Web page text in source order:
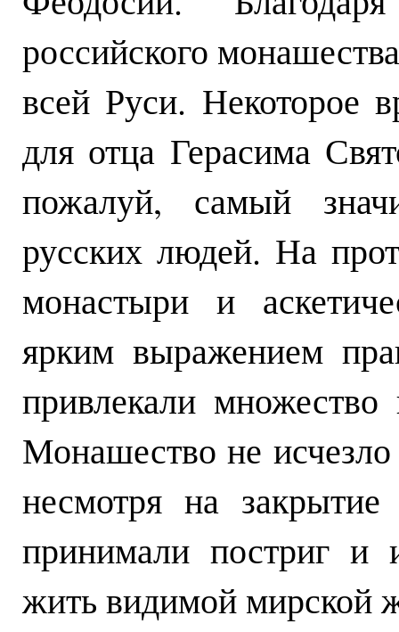
российского
всей Руси. Некоторое
для отца Герасима
пожалуй, самый
русских людей. На
монастыри и
ярким выражением
привлекали
Монашество не
несмотря на
принимали постриг и
жить видимой мирской